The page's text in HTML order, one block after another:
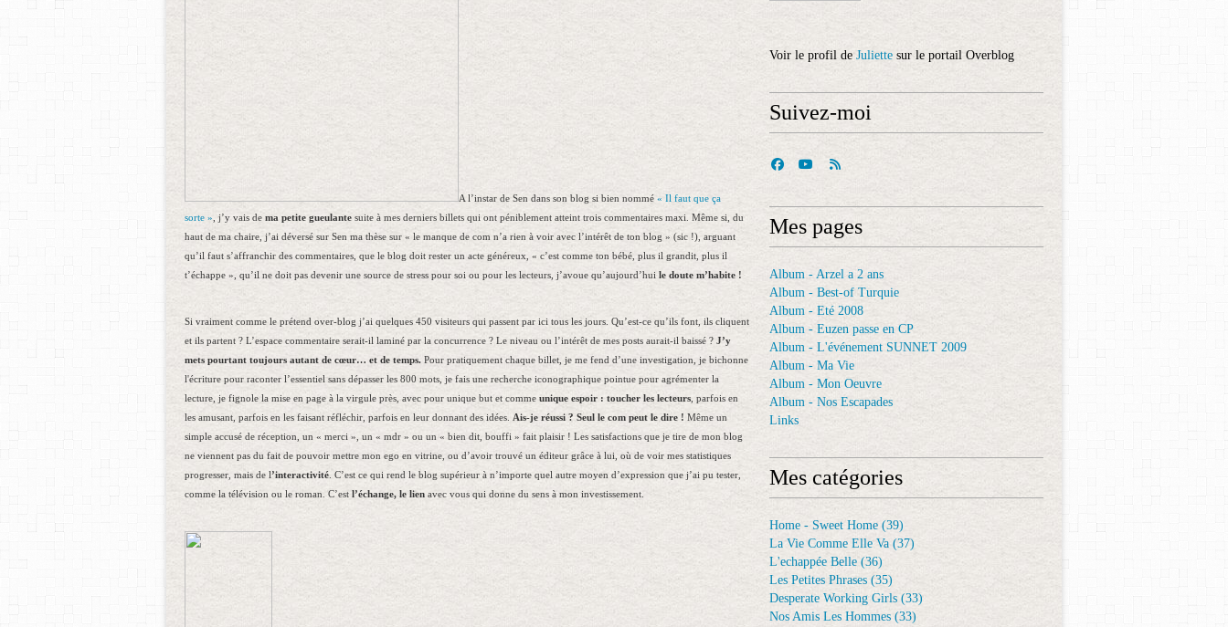
A l’instar de Sen dans son blog si bien nommé « Il faut que ça
sorte » , j’y vais de ma petite gueulante suite à mes derniers billets qui ont péniblement atteint trois commentaires maxi. Même si, du
haut de ma chaire, j’ai déversé sur Sen ma thèse sur « le manque de com n’a rien à voir avec l’intérêt de ton blog » (sic !), arguant
qu’il faut s’affranchir des commentaires, que le blog doit rester un acte généreux, « c’est comme ton bébé, plus il grandit, plus il
t’échappe », qu’il ne doit pas devenir une source de stress pour soi ou pour les lecteurs, j’avoue qu’aujourd’hui le doute m’habite !
Si vraiment comme le prétend over-blog j’ai quelques 450 visiteurs qui passent par ici tous les jours. Qu’est-ce qu’ils font, ils cliquent
et ils partent ? L’espace commentaire serait-il laminé par la concurrence ? Le niveau ou l’intérêt de mes posts aurait-il baissé ? J’y
mets pourtant toujours autant de cœur… et de temps. Pour pratiquement chaque billet, je me fend d’une investigation, je bichonne
l'écriture pour raconter l’essentiel sans dépasser les 800 mots, je fais une recherche iconographique pointue pour agrémenter la
lecture, je fignole la mise en page à la virgule près, avec pour unique but et comme unique espoir : toucher les lecteurs , parfois en
les amusant, parfois en les faisant réfléchir, parfois en leur donnant des idées. Ais-je réussi ? Seul le com peut le dire ! Même un
simple accusé de réception, un « merci », un « mdr » ou un « bien dit, bouffi » fait plaisir ! Les satisfactions que je tire de mon blog
ne viennent pas du fait de pouvoir mettre mon ego en vitrine, ou d’avoir trouvé un éditeur grâce à lui, où de voir mes statistiques
progresser, mais de l’interactivité . C’est ce qui rend le blog supérieur à n’importe quel autre moyen d’expression que j’ai pu tester,
comme la télévision ou le roman. C’est l’échange, le lien avec vous qui donne du sens à mon investissement.
Voir le profil deJuliette sur le portail Overblog
Suivez-moi
Mes pages
Album - Arzel a 2 ans
Album - Best-of Turquie
Album - Eté 2008
Album - Euzen passe en CP
Album - L'événement SUNNET 2009
Album - Ma Vie
Album - Mon Oeuvre
Album - Nos Escapades
Links
Mes catégories
Home - Sweet Home (39)
La Vie Comme Elle Va (37)
L'echappée Belle (36)
Les Petites Phrases (35)
Desperate Working Girls (33)
Nos Amis Les Hommes (33)